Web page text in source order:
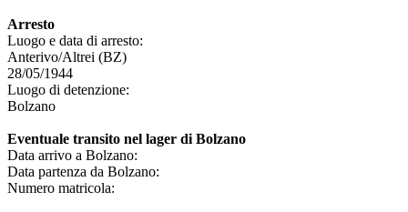
Arresto
Luogo e data di arresto:
Anterivo/Altrei (BZ)
28/05/1944
Luogo di detenzione:
Bolzano
Eventuale transito nel lager di Bolzano
Data arrivo a Bolzano:
Data partenza da Bolzano:
Numero matricola: